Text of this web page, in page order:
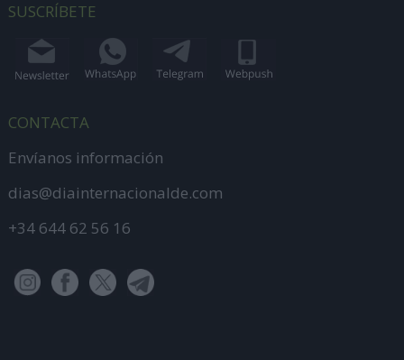
SUSCRÍBETE
CONTACTA
Envíanos información
dias@diainternacionalde.com
+34 644 62 56 16